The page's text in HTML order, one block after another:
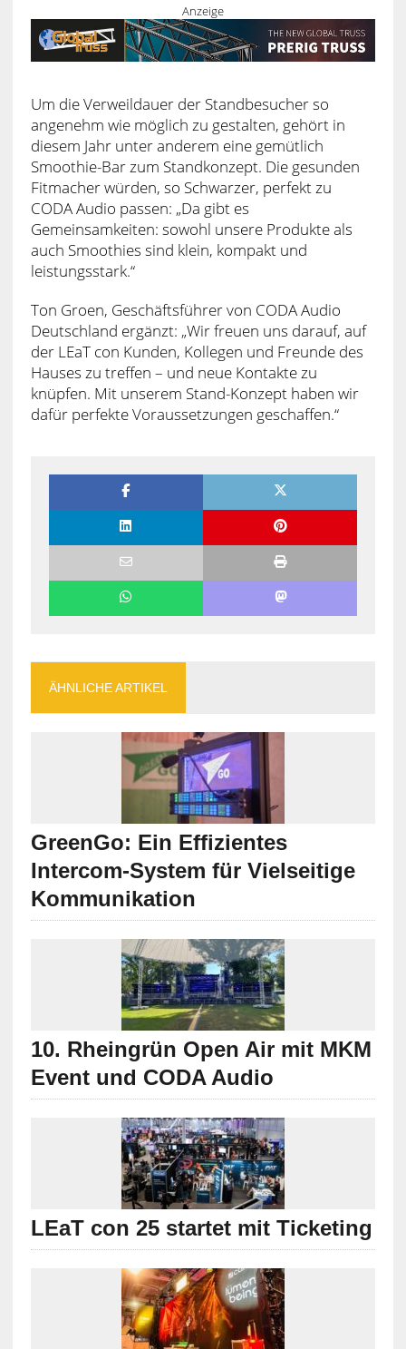
Anzeige
Um die Verweildauer der Standbesucher so
angenehm wie möglich zu gestalten, gehört in
diesem Jahr unter anderem eine gemütlich
Smoothie-Bar zum Standkonzept. Die gesunden
Fitmacher würden, so Schwarzer, perfekt zu
CODA Audio passen: „Da gibt es
Gemeinsamkeiten: sowohl unsere Produkte als
auch Smoothies sind klein, kompakt und
leistungsstark.“
Ton Groen, Geschäftsführer von CODA Audio
Deutschland ergänzt: „Wir freuen uns darauf, auf
der LEaT con Kunden, Kollegen und Freunde des
Hauses zu treffen – und neue Kontakte zu
knüpfen. Mit unserem Stand-Konzept haben wir
dafür perfekte Voraussetzungen geschaffen.“
ÄHNLICHE ARTIKEL
GreenGo: Ein Effizientes
Intercom-System für Vielseitige
Kommunikation
10. Rheingrün Open Air mit MKM
Event und CODA Audio
LEaT con 25 startet mit Ticketing